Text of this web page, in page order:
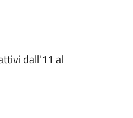
dall'11 al